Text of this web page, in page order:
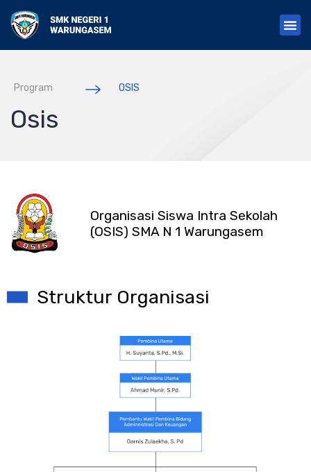
S
k
i
p
c
n
t
Program OSIS
Osis
Organisasi Siswa Intra Sekolah
(OSIS) SMA N 1 Warungasem
Struktur Organisasi